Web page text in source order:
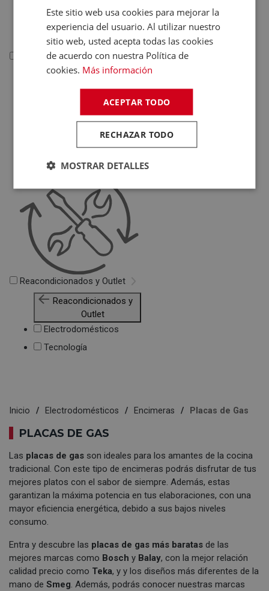
Deportivas
Juguetes
Telefonía
Accesorios Telefonía
Fundas Teléfonos
Reacondicionados y Outlet
Reacondicionados y
Outlet
Electrodomésticos
Tecnología
Inicio Electrodomésticos Encimeras Placas de Gas
PLACAS DE GAS
Las placas de gas son ideales para los amantes de la cocina
tradicional. Con este tipo de encimeras podrás disfrutar de tus
mejores platos con el sabor de siempre. Además, estas
garantizan la máxima potencia en tus elaboraciones, con una
mayor eficiencia energética, debido a sus bajos niveles
consumo.
Entra y descubre las placas de gas más baratas de las
mejores marcas como Bosch y Balay, con la mejor relación
calidad precio como Teka, y y los diseños más diferentes de la
mano de Smeg. Además, podrás conocer nuestras marcas
Este sitio web usa cookies para mejorar la
experiencia del usuario. Al utilizar nuestro
sitio web, usted acepta todas las cookies
de acuerdo con nuestra Política de
cookies. Más información
ACEPTAR TODO
RECHAZAR TODO
MOSTRAR DETALLES